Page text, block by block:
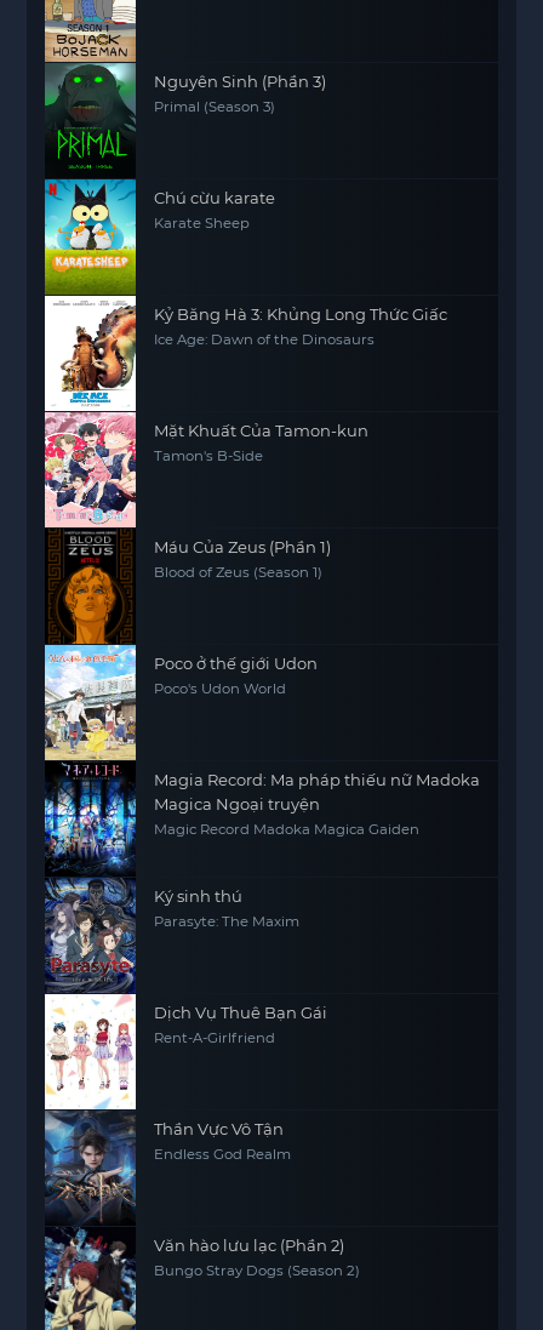
Nguyên Sinh (Phần 3)
Primal (Season 3)
Chú cừu karate
Karate Sheep
Kỷ Băng Hà 3: Khủng Long Thức Giấc
Ice Age: Dawn of the Dinosaurs
Mặt Khuất Của Tamon-kun
Tamon's B-Side
Máu Của Zeus (Phần 1)
Blood of Zeus (Season 1)
Poco ở thế giới Udon
Poco's Udon World
Magia Record: Ma pháp thiếu nữ Madoka
Magica Ngoại truyện
Magic Record Madoka Magica Gaiden
Ký sinh thú
Parasyte: The Maxim
Dịch Vụ Thuê Bạn Gái
Rent-A-Girlfriend
Thần Vực Vô Tận
Endless God Realm
Văn hào lưu lạc (Phần 2)
Bungo Stray Dogs (Season 2)